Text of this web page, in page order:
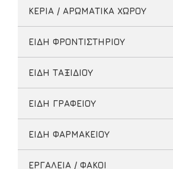
ΚΕΡΙΑ / ΑΡΩΜΑΤΙΚΑ ΧΩΡΟΥ
ΕΙΔΗ ΦΡΟΝΤΙΣΤΗΡΙΟΥ
ΕΙΔΗ ΤΑΞΙΔΙΟΥ
ΕΙΔΗ ΓΡΑΦΕΙΟΥ
ΕΙΔΗ ΦΑΡΜΑΚΕΙΟΥ
ΕΡΓΑΛΕΙΑ / ΦΑΚΟΙ